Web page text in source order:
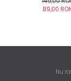
89,00
Nu